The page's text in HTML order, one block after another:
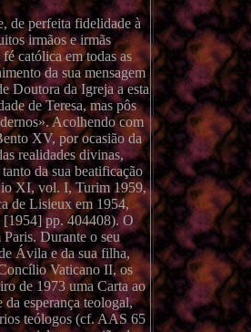
de perfeita fidelidade à
irmãos e irmãs
católica em todas as
da sua mensagem
Doutora da Igreja a esta
de Teresa, mas pôs
Acolhendo com
XV, por ocasião da
realidades divinas,
da sua beatificação
XI, vol. I, Turim 1959,
de Lisieux em 1954,
[1954] pp. 404408). O
Durante o seu
Ávila e da sua filha,
Vaticano II, os
de 1973 uma Carta ao
esperança teologal,
teólogos (cf. AAS 65